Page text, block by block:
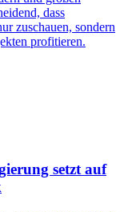
dass
zuschauen, sondern
profitieren.
setzt auf